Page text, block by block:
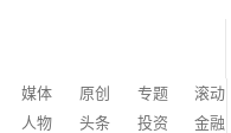
媒体 原创 专题
滚动
人物 头条 投资
金融